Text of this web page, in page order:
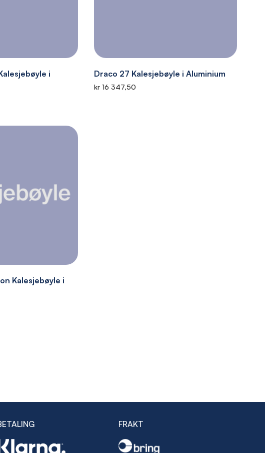
i
Draco 27 Kalesjebøyle i Aluminium
kr 16 347,50
Kalesjebøyle i
FRAKT